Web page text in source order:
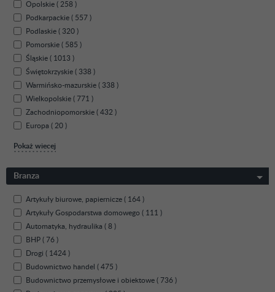
Opolskie ( 258 )
Podkarpackie ( 557 )
Podlaskie ( 320 )
Pomorskie ( 585 )
Śląskie ( 1013 )
Świętokrzyskie ( 338 )
Warmińsko-mazurskie ( 338 )
Wielkopolskie ( 771 )
Zachodniopomorskie ( 432 )
Europa ( 20 )
Pokaż wiecej
Branza
Artykuły biurowe, papiernicze ( 164 )
Artykuły Gospodarstwa domowego ( 111 )
Automatyka, hydraulika ( 8 )
BHP ( 76 )
Drogi ( 1424 )
Budownictwo handel ( 475 )
Budownictwo przemysłowe i obiektowe ( 736 )